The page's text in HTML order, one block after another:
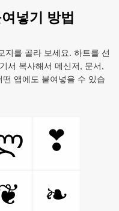
넣기 방법
지를 골라 보세요. 하트를 선
서 복사해서 메신저, 문서,
앱에도 붙여넣을 수 있습
❣
❧